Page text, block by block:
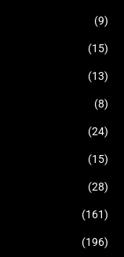
(9)
(15)
(13)
(8)
(24)
(15)
(28)
(161)
(196)